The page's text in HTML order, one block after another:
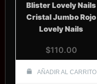
Blister Lovely Nails
Cristal Jumbo Rojo
Lovely Nails
$110.00
AÑADIR AL CARRITO